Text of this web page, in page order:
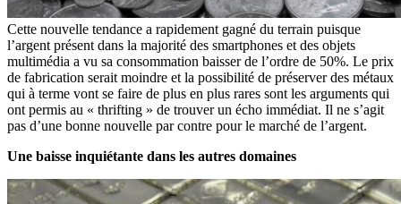
Cette nouvelle tendance a rapidement gagné du terrain puisque
l’argent présent dans la majorité des smartphones et des objets
multimédia a vu sa consommation baisser de l’ordre de 50%. Le prix
de fabrication serait moindre et la possibilité de préserver des métaux
qui à terme vont se faire de plus en plus rares sont les arguments qui
ont permis au « thrifting » de trouver un écho immédiat. Il ne s’agit
pas d’une bonne nouvelle par contre pour le marché de l’argent.
Une baisse inquiétante dans les autres domaines